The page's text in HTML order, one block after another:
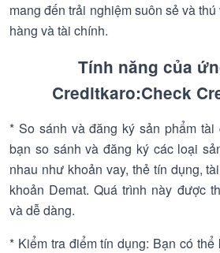
mang đến trải nghiệm suôn sẻ và
hàng và tài chính.
Tính năng của
Creditkaro:Check
* So sánh và đăng ký sản phẩm
bạn so sánh và đăng ký các loại
nhau như khoản vay, thẻ tín dụng,
khoản Demat. Quá trình này được
và dễ dàng.
* Kiểm tra điểm tín dụng: Bạn có thể